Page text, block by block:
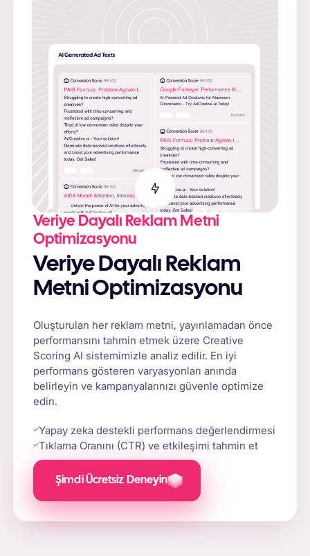
Veriye Dayalı Reklam Metni
Optimizasyonu
Veriye Dayalı Reklam
Metni Optimizasyonu
Oluşturulan her reklam metni, yayınlamadan önce
performansını tahmin etmek üzere Creative
Scoring AI sistemimizle analiz edilir. En iyi
performans gösteren varyasyonları anında
belirleyin ve kampanyalarınızı güvenle optimize
edin.
Yapay zeka destekli performans değerlendirmesi
Tıklama Oranını (CTR) ve etkileşimi tahmin et
Şimdi Ücretsiz Deneyin